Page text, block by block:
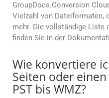
GroupDocs.Conversion
Vielzahl von Dateiformaten,
mehr. Die vollständige Liste
finden Sie in der
Wie konvertiere
Seiten oder
PST bis WMZ?